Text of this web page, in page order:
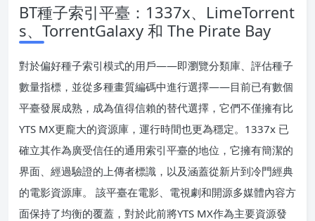
BT種子索引平臺：1337x、LimeTorrent
s、TorrentGalaxy 和 The Pirate Bay
對於偏好種子索引模式的用戶——即瀏覽分類庫、評估種子
數量指標，並從多種畫質編碼中進行選擇——目前已有數個
平臺發展成熟，成為值得信賴的替代選擇，它們不僅擁有比
YTS MX更龐大的資源庫，運行時間也更為穩定。1337x 已
確立其作為廣受信任的通用索引平臺的地位，它擁有簡潔的
界面、經過驗證的上傳者標識，以及涵蓋從新片到冷門經典
的電影資源庫。 該平臺在電影、電視劇和開源多媒體內容方
面保持了均衡的覆蓋，對於此前將YTS MX作為主要資源發